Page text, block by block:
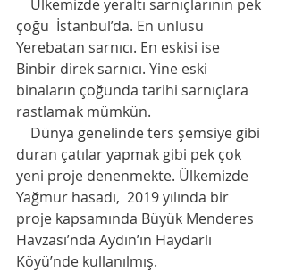
çoğu  İstanbul’da. En ünlüsü
Yerebatan sarnıcı. En eskisi ise
Binbir direk sarnıcı. Yine eski
binaların çoğunda tarihi sarnıçlara
rastlamak mümkün.
duran çatılar yapmak gibi pek çok
yeni proje denenmekte. Ülkemizde
Yağmur hasadı,  2019 yılında bir
proje kapsamında Büyük Menderes
Havzası’nda Aydın’ın Haydarlı
Köyü’nde kullanılmış.